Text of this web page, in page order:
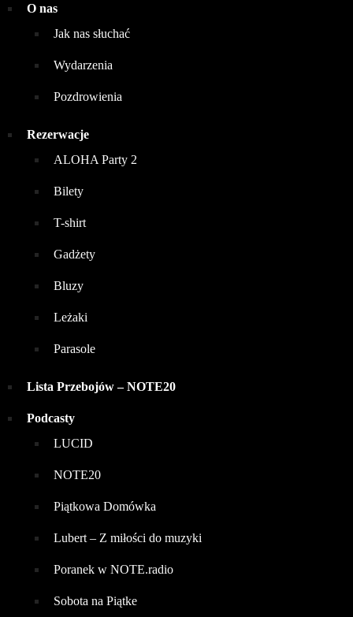
O nas
Jak nas słuchać
Wydarzenia
Pozdrowienia
Rezerwacje
ALOHA Party 2
Bilety
T-shirt
Gadżety
Bluzy
Leżaki
Parasole
Lista Przebojów – NOTE20
Podcasty
LUCID
NOTE20
Piątkowa Domówka
Lubert – Z miłości do muzyki
Poranek w NOTE.radio
Sobota na Piątke